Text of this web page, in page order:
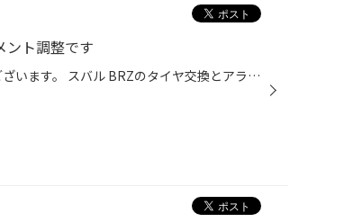
ト調整です
タイヤ館本庄のHPをご覧頂きありがとうございます。 スバル BRZのタイヤ交換とアライメント調整のご紹介です。 作業の流れはいつも通りですが、タイヤ交換→アライメント調整の順ですね。 アライメント調整が終わりハンドルセンター出しが問題なければ、作業完了です。 新品タイヤ交換の際にはぜひア...